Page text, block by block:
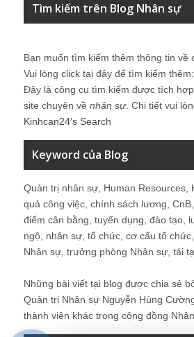
Tìm kiếm trên Blog Nhân sự
Bạn muốn tìm kiếm thêm thông tin về
Vui lòng click tại đây để tìm kiếm thêm:
Đây là công cụ tìm kiếm được tích
site chuyên về nhân sự. Chi tiết vui
Kinhcan24′s Search
Keyword của Blog
Quản trị nhân sự, Human Resources,
quả công việc, chính sách lương,
điểm cân bằng, tuyển dụng, đào tạo,
ngộ, nhân sự, tổ chức, cơ cấu tổ
Nhân sự, trưởng phòng Nhân sự, tái
Những bài viết tại blog được chia sẻ
Quản trị Nhân sự Nguyễn Hùng
thành viên khác trong cộng đồng